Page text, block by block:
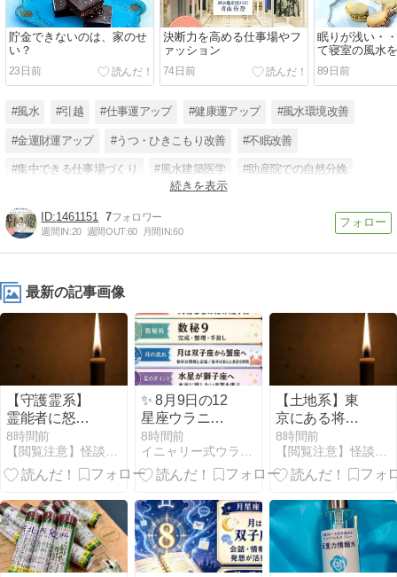
貯金できないのは、家のせ
い？
23日前
決断力を高める仕事場やフ
ァッション
74日前
眠りが浅い・
て寝室の風水
89日前
#風水 #引越 #仕事運アップ #健康運アップ #風水環境改善
#金運財運アップ #うつ・ひきこもり改善 #不眠改善
#集中できる仕事場づくり #風水建築医学 #助産院での自然分娩
続きを表示
1461151 7
週間IN:20 週間OUT:60 月間IN:60
最新の記事画像
【守護霊系】
霊能者に怒ら
れた話
8時間前
【閲覧注意】怪談の森【怖い話まとめ】
✨ 8月9日の12
星座ウラニャ
イ ✨
8時間前
イニャリー式ウラニャイ｜暦と12星座で毎日を開運ニャン
【土地系】東
京にある将門
の首塚とか言
うガチでヤバ
い場所
8時間前
【閲覧注意】怪談の森【怖い話まとめ】